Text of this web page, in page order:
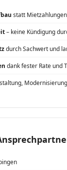
statt
– keine Kündigung
durch Sachwert und
dank fester Rate und